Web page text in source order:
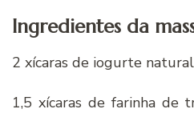
Ingredientes da
2 xícaras de iogurte
1,5 xícaras de farinha de